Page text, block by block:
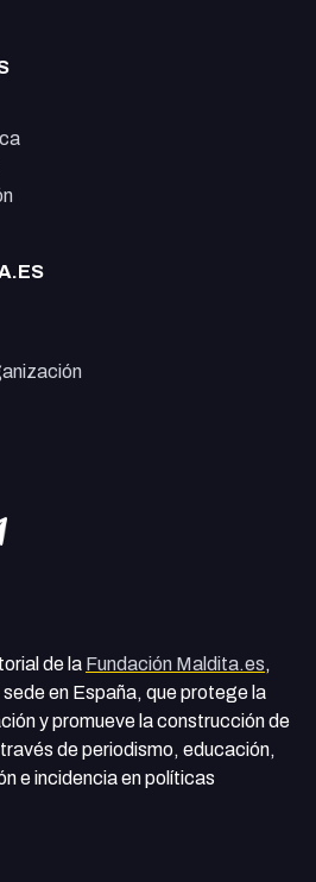
de la Fundación Maldita.es,
sede en España, que protege la
y promueve la construcción de
de periodismo, educación,
e incidencia en políticas